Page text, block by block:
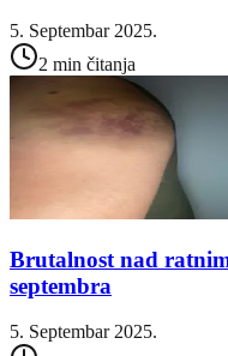
5. Septembar 2025.
2 min čitanja
Brutalnost nad
septembra
5. Septembar 2025.